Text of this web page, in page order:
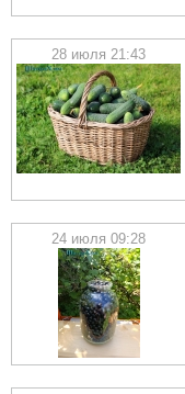
28 июля 21:43
24 июля 09:28